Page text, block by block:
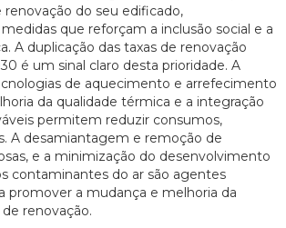
do seu edificado,
que reforçam a inclusão social e a
A duplicação das taxas de renovação
é um sinal claro desta prioridade. A
de aquecimento e arrefecimento
da qualidade térmica e a integração
permitem reduzir consumos,
A desamiantagem e remoção de
e a minimização do desenvolvimento
contaminantes do ar são agentes
promover a mudança e melhoria da
renovação.